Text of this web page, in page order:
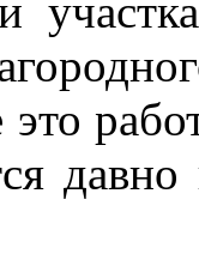
это